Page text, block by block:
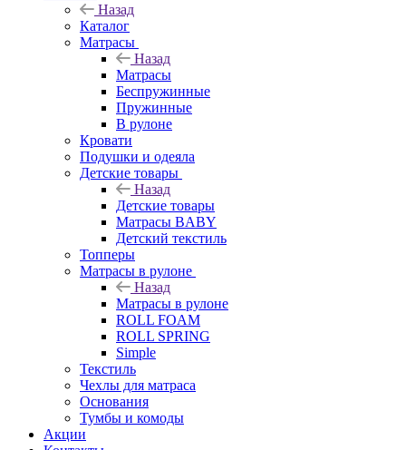
Назад
Каталог
Матрасы
Назад
Матрасы
Беспружинные
Пружинные
В рулоне
Кровати
Подушки и одеяла
Детские товары
Назад
Детские товары
Матрасы BABY
Детский текстиль
Топперы
Матрасы в рулоне
Назад
Матрасы в рулоне
ROLL FOAM
ROLL SPRING
Simple
Текстиль
Чехлы для матраса
Основания
Тумбы и комоды
Акции